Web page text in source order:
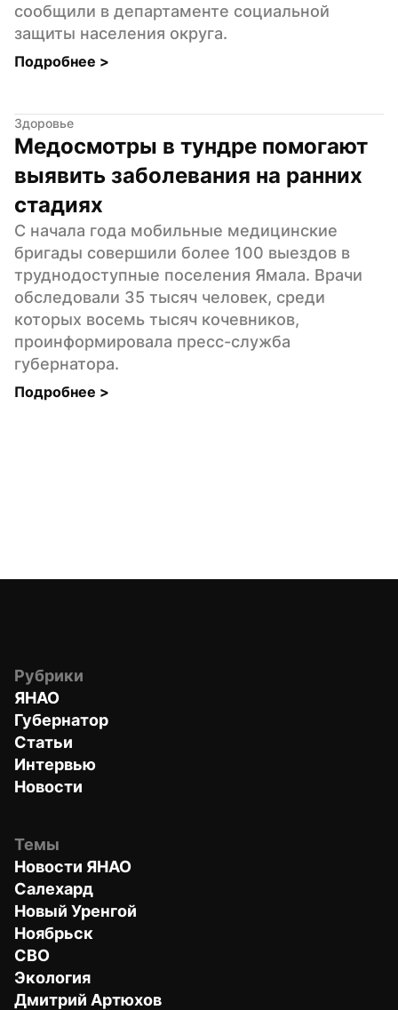
сообщили в департаменте социальной
защиты населения округа.
Подробнее >
Здоровье
Медосмотры в тундре помогают
выявить заболевания на ранних
стадиях
С начала года мобильные медицинские
бригады совершили более 100 выездов в
труднодоступные поселения Ямала. Врачи
обследовали 35 тысяч человек, среди
которых восемь тысяч кочевников,
проинформировала пресс-служба
губернатора.
Подробнее >
Рубрики
ЯНАО
Губернатор
Статьи
Интервью
Новости
Темы
Новости ЯНАО
Салехард
Новый Уренгой
Ноябрьск
СВО
Экология
Дмитрий Артюхов